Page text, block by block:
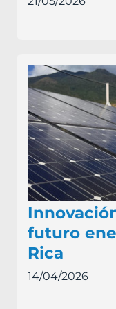
futuro
Rica
14/04/2026